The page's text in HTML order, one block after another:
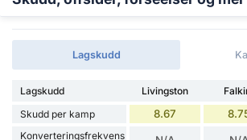
Lagskudd
Lagskudd Livingston
Skudd per kamp
8.67
Konverteringsfrekvens